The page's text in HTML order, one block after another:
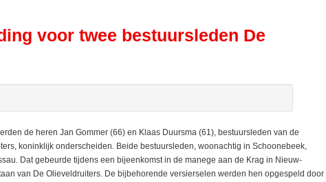
voor twee bestuursleden De
de heren Jan Gommer (66) en Klaas Duursma (61), bestuursleden van de
koninklijk onderscheiden. Beide bestuursleden, woonachtig in Schoonebeek,
Dat gebeurde tijdens een bijeenkomst in de manege aan de Krag in Nieuw-
van De Olieveldruiters. De bijbehorende versierselen werden hen opgespeld door